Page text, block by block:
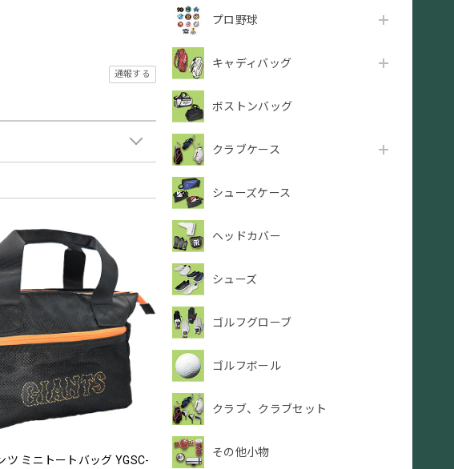
プロ野球
キャディバッグ
ボストンバッグ
クラブケース
シューズケース
ヘッドカバー
シューズ
ゴルフグローブ
ゴルフボール
クラブ、クラブセット
その他小物
通報する
ツ ミニトートバッグ YGSC-